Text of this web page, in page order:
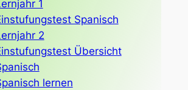
1
Spanisch
2
Übersicht
lernen